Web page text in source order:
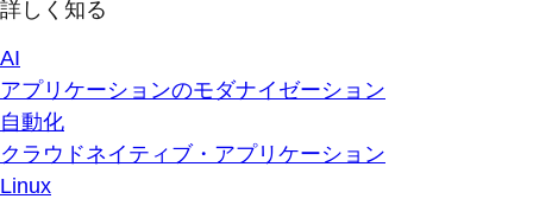
詳しく知る
AI
アプリケーションのモダナイゼーション
自動化
クラウドネイティブ・アプリケーション
Linux